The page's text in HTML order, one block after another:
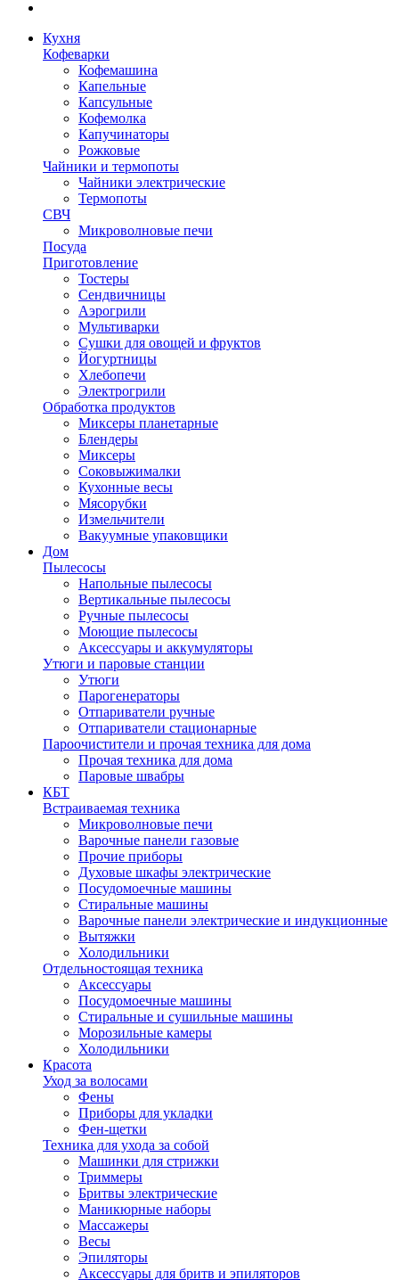
Кухня
Кофеварки
Кофемашина
Капельные
Капсульные
Кофемолка
Капучинаторы
Рожковые
Чайники и термопоты
Чайники электрические
Термопоты
СВЧ
Микроволновые печи
Посуда
Приготовление
Тостеры
Сендвичницы
Аэрогрили
Мультиварки
Сушки для овощей и фруктов
Йогуртницы
Хлебопечи
Электрогрили
Обработка продуктов
Миксеры планетарные
Блендеры
Миксеры
Соковыжималки
Кухонные весы
Мясорубки
Измельчители
Вакуумные упаковщики
Дом
Пылесосы
Напольные пылесосы
Вертикальные пылесосы
Ручные пылесосы
Моющие пылесосы
Аксессуары и аккумуляторы
Утюги и паровые станции
Утюги
Парогенераторы
Отпариватели ручные
Отпариватели стационарные
Пароочистители и прочая техника для дома
Прочая техника для дома
Паровые швабры
КБТ
Встраиваемая техника
Микроволновые печи
Варочные панели газовые
Прочие приборы
Духовые шкафы электрические
Посудомоечные машины
Стиральные машины
Варочные панели электрические и индукционные
Вытяжки
Холодильники
Отдельностоящая техника
Аксессуары
Посудомоечные машины
Стиральные и сушильные машины
Морозильные камеры
Холодильники
Красота
Уход за волосами
Фены
Приборы для укладки
Фен-щетки
Техника для ухода за собой
Машинки для стрижки
Триммеры
Бритвы электрические
Маникюрные наборы
Массажеры
Весы
Эпиляторы
Аксессуары для бритв и эпиляторов